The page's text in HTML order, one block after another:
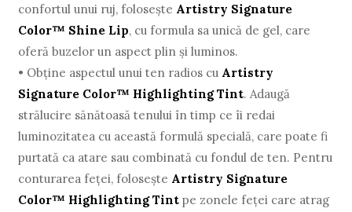
confortul unui ruj, folosește Artistry Signature
Color™ Shine Lip, cu formula sa unică de gel, care
oferă buzelor un aspect plin și luminos.
• Obține aspectul unui ten radios cu Artistry
Signature Color™ Highlighting Tint. Adaugă
strălucire sănătoasă tenului în timp ce îi redai
luminozitatea cu această formulă specială, care poate fi
purtată ca atare sau combinată cu fondul de ten. Pentru
conturarea feței, folosește Artistry Signature
Color™ Highlighting Tint pe zonele feței care atrag